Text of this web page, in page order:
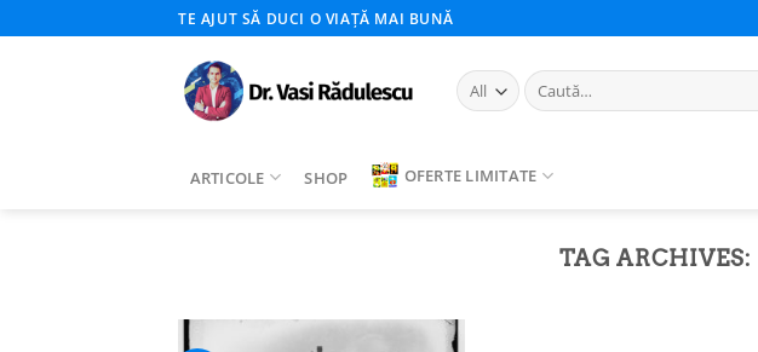
to
TE AJUT SĂ DUCI O VIAȚĂ MAI BUNĂ
Caută
după:
ARTICOLE SHOP OFERTE LIMITATE
TAG ARCHIVES: